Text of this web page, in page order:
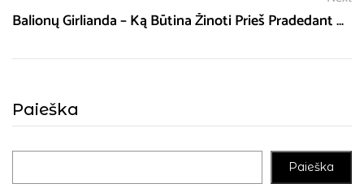
Paieška
Paieška
Balionų Girlianda – Ką Būtina Žinoti Prieš Pradedant Dekoruoti?